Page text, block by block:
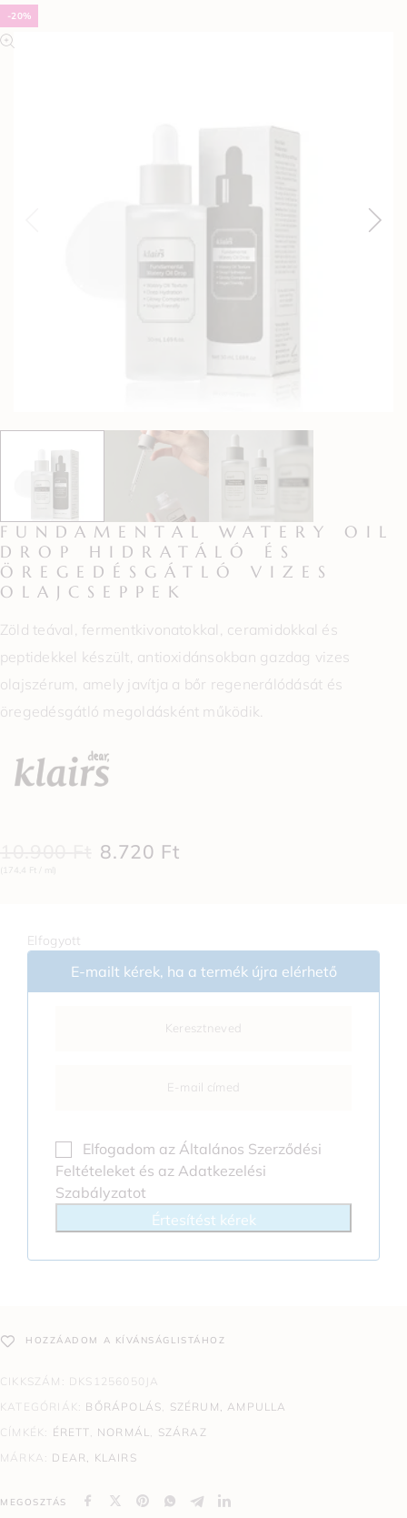
-20%
FUNDAMENTAL WATERY OIL
DROP HIDRATÁLÓ ÉS
ÖREGEDÉSGÁTLÓ VIZES
OLAJCSEPPEK
Zöld teával, fermentkivonatokkal, ceramidokkal és
peptidekkel készült, antioxidánsokban gazdag vizes
olajszérum, amely javítja a bőr regenerálódását és
öregedésgátló megoldásként működik.
8.720 Ft
(174,4 Ft / ml)
Elfogyott
E-mailt kérek, ha a termék újra elérhető
Elfogadom az Általános Szerződési
Feltételeket és az Adatkezelési
Szabályzatot
Értesítést kérek
HOZZÁADOM A KÍVÁNSÁGLISTÁHOZ
CIKKSZÁM: DKS1256050JA
KATEGÓRIÁK: BŐRÁPOLÁS, SZÉRUM, AMPULLA
CÍMKÉK: ÉRETT, NORMÁL, SZÁRAZ
MÁRKA: DEAR, KLAIRS
MEGOSZTÁS